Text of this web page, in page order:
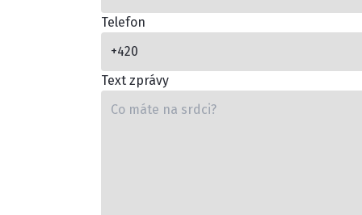
OSTATNÍ
ETICKÝ KODEX
Telefon
Text zprávy